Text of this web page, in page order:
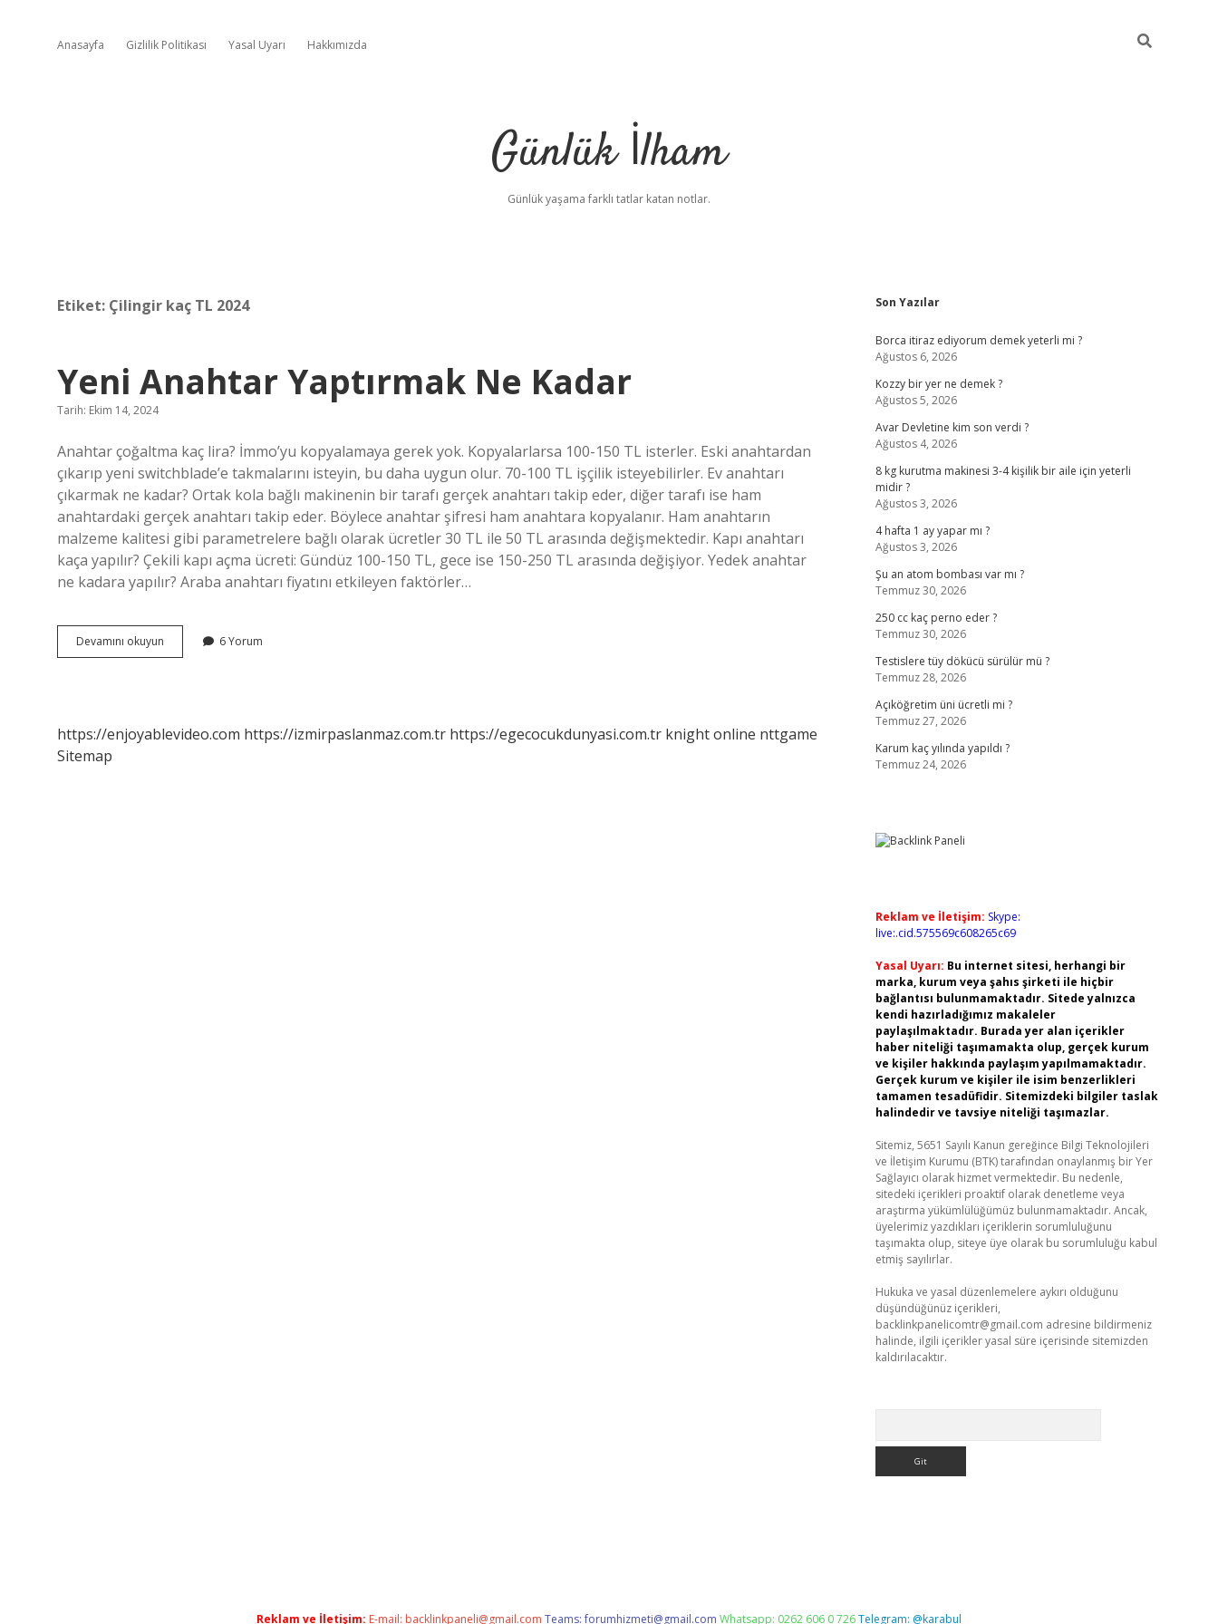
Anasayfa Gizlilik Politikası Yasal Uyarı Hakkımızda
Günlük İlham
Günlük yaşama farklı tatlar katan notlar.
Etiket: Çilingir kaç TL 2024
Yeni Anahtar Yaptırmak Ne Kadar
Tarih: Ekim 14, 2024
Anahtar çoğaltma kaç lira? İmmo’yu kopyalamaya gerek yok. Kopyalarlarsa 100-150 TL isterler. Eski anahtardan
çıkarıp yeni switchblade’e takmalarını isteyin, bu daha uygun olur. 70-100 TL işçilik isteyebilirler. Ev anahtarı
çıkarmak ne kadar? Ortak kola bağlı makinenin bir tarafı gerçek anahtarı takip eder, diğer tarafı ise ham
anahtardaki gerçek anahtarı takip eder. Böylece anahtar şifresi ham anahtara kopyalanır. Ham anahtarın
malzeme kalitesi gibi parametrelere bağlı olarak ücretler 30 TL ile 50 TL arasında değişmektedir. Kapı anahtarı
kaça yapılır? Çekili kapı açma ücreti: Gündüz 100-150 TL, gece ise 150-250 TL arasında değişiyor. Yedek anahtar
ne kadara yapılır? Araba anahtarı fiyatını etkileyen faktörler…
Devamını okuyun
Anahtar
6 Yorum
https://enjoyablevideo.com https://izmirpaslanmaz.com.tr https://egecocukdunyasi.com.tr knight online nttgame
Sitemap
Sidebar
Son Yazılar
Borca itiraz ediyorum demek yeterli mi ?
Ağustos 6, 2026
Kozzy bir yer ne demek ?
Ağustos 5, 2026
Avar Devletine kim son verdi ?
Ağustos 4, 2026
8 kg kurutma makinesi 3-4 kişilik bir aile için yeterli
midir ?
Ağustos 3, 2026
4 hafta 1 ay yapar mı ?
Ağustos 3, 2026
Şu an atom bombası var mı ?
Temmuz 30, 2026
250 cc kaç perno eder ?
Temmuz 30, 2026
Testislere tüy dökücü sürülür mü ?
Temmuz 28, 2026
Açıköğretim üni ücretli mi ?
Temmuz 27, 2026
Karum kaç yılında yapıldı ?
Temmuz 24, 2026
Reklam ve İletişim: Skype:
live:.cid.575569c608265c69
Yasal Uyarı: Bu internet sitesi, herhangi bir
marka, kurum veya şahıs şirketi ile hiçbir
bağlantısı bulunmamaktadır. Sitede yalnızca
kendi hazırladığımız makaleler
paylaşılmaktadır. Burada yer alan içerikler
haber niteliği taşımamakta olup, gerçek kurum
ve kişiler hakkında paylaşım yapılmamaktadır.
Gerçek kurum ve kişiler ile isim benzerlikleri
tamamen tesadüfidir. Sitemizdeki bilgiler taslak
halindedir ve tavsiye niteliği taşımazlar.
Sitemiz, 5651 Sayılı Kanun gereğince Bilgi Teknolojileri
ve İletişim Kurumu (BTK) tarafından onaylanmış bir Yer
Sağlayıcı olarak hizmet vermektedir. Bu nedenle,
sitedeki içerikleri proaktif olarak denetleme veya
araştırma yükümlülüğümüz bulunmamaktadır. Ancak,
üyelerimiz yazdıkları içeriklerin sorumluluğunu
taşımakta olup, siteye üye olarak bu sorumluluğu kabul
etmiş sayılırlar.
Hukuka ve yasal düzenlemelere aykırı olduğunu
düşündüğünüz içerikleri,
backlinkpanelicomtr@gmail.com adresine bildirmeniz
halinde, ilgili içerikler yasal süre içerisinde sitemizden
kaldırılacaktır.
Reklam ve İletişim: E-mail: backlinkpaneli@gmail.com Teams:forumhizmeti@gmail.com Whatsapp: 0262 606 0 726Telegram: @karabul